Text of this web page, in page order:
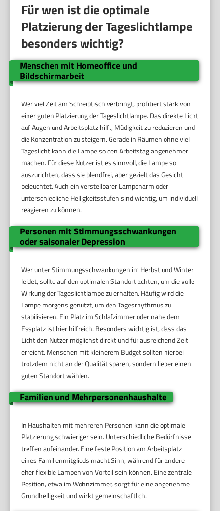
Für wen ist die optimale
Platzierung der Tageslichtlampe
besonders wichtig?
Menschen mit Homeoffice und
Bildschirmarbeit
Wer viel Zeit am Schreibtisch verbringt, profitiert stark von
einer guten Platzierung der Tageslichtlampe. Das direkte Licht
auf Augen und Arbeitsplatz hilft, Müdigkeit zu reduzieren und
die Konzentration zu steigern. Gerade in Räumen ohne viel
Tageslicht kann die Lampe so den Arbeitstag angenehmer
machen. Für diese Nutzer ist es sinnvoll, die Lampe so
auszurichten, dass sie blendfrei, aber gezielt das Gesicht
beleuchtet. Auch ein verstellbarer Lampenarm oder
unterschiedliche Helligkeitsstufen sind wichtig, um individuell
reagieren zu können.
Personen mit Stimmungsschwankungen
oder saisonaler Depression
Wer unter Stimmungsschwankungen im Herbst und Winter
leidet, sollte auf den optimalen Standort achten, um die volle
Wirkung der Tageslichtlampe zu erhalten. Häufig wird die
Lampe morgens genutzt, um den Tagesrhythmus zu
stabilisieren. Ein Platz im Schlafzimmer oder nahe dem
Essplatz ist hier hilfreich. Besonders wichtig ist, dass das
Licht den Nutzer möglichst direkt und für ausreichend Zeit
erreicht. Menschen mit kleinerem Budget sollten hierbei
trotzdem nicht an der Qualität sparen, sondern lieber einen
guten Standort wählen.
Familien und Mehrpersonenhaushalte
In Haushalten mit mehreren Personen kann die optimale
Platzierung schwieriger sein. Unterschiedliche Bedürfnisse
treffen aufeinander. Eine feste Position am Arbeitsplatz
eines Familienmitglieds macht Sinn, während für andere
eher flexible Lampen von Vorteil sein können. Eine zentrale
Position, etwa im Wohnzimmer, sorgt für eine angenehme
Grundhelligkeit und wirkt gemeinschaftlich.